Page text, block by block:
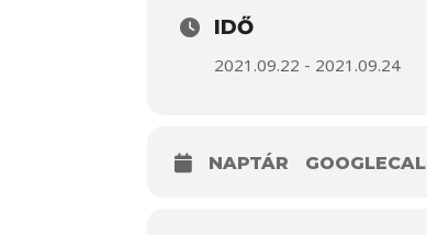
IDŐ
2021.09.22 - 2021.09.24
NAPTÁR GOOGLECAL